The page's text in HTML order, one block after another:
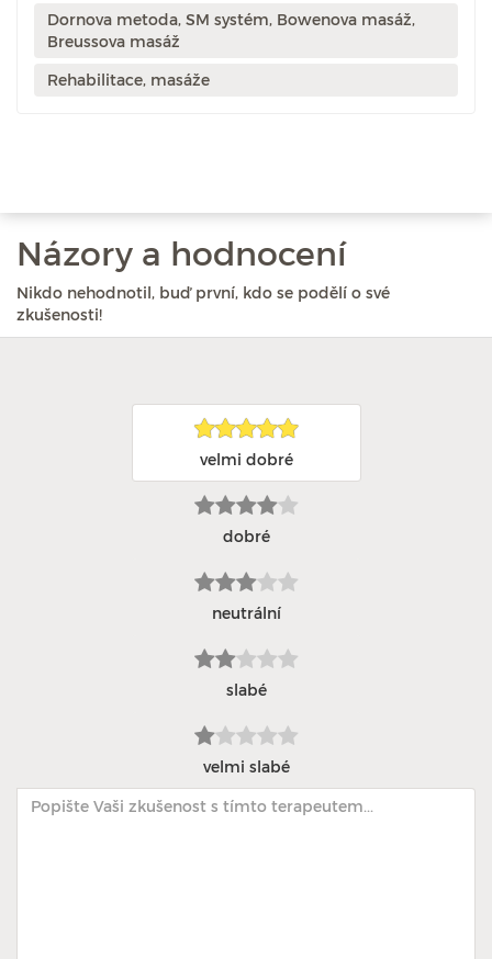
Dornova metoda, SM systém, Bowenova masáž,
Breussova masáž
Rehabilitace, masáže
Názory a hodnocení
Nikdo nehodnotil, buď první, kdo se podělí o své
zkušenosti!
velmi dobré
dobré
neutrální
slabé
velmi slabé